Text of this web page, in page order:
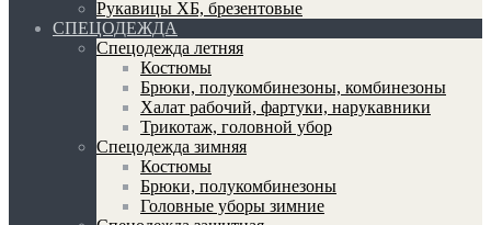
Рукавицы ХБ, брезентовые
СПЕЦОДЕЖДА
Спецодежда летняя
Костюмы
Брюки, полукомбинезоны, комбинезоны
Халат рабочий, фартуки, нарукавники
Трикотаж, головной убор
Спецодежда зимняя
Костюмы
Брюки, полукомбинезоны
Головные уборы зимние